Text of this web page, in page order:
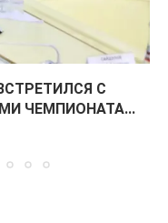
С
ЧЕМПИОНАТА...